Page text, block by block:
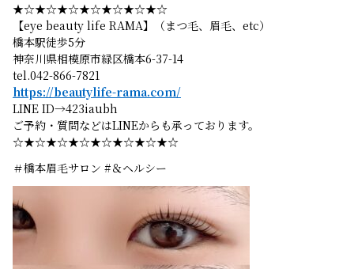
★☆★☆★☆★☆★☆★☆★☆
【eye beauty life RAMA】（まつ毛、眉毛、etc）
橋本駅徒歩5分
神奈川県相模原市緑区橋本6-37-14
tel.042-866-7821
https://beautylife-rama.com/
LINE ID→423iaubh
ご予約・質問などはLINEからも承っております。
☆★☆★☆★☆★☆★☆★☆★☆
＃橋本眉毛サロン #＆ヘルシー